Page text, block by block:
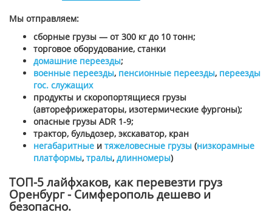
Мы отправляем:
сборные грузы — от 300 кг до 10 тонн;
торговое оборудование, станки
домашние переезды;
военные переезды, пенсионные переезды, переезды
гос. служащих
продукты и скоропортящиеся грузы
(авторефрижераторы, изотермические фургоны);
опасные грузы ADR 1-9;
трактор, бульдозер, экскаватор, кран
негабаритные и тяжеловесные грузы (низкорамные
платформы, тралы, длинномеры)
ТОП-5 лайфхаков, как перевезти груз
Оренбург - Симферополь дешево и
безопасно.